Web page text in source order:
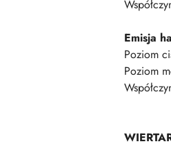
Emisja
Poziom
Poziom